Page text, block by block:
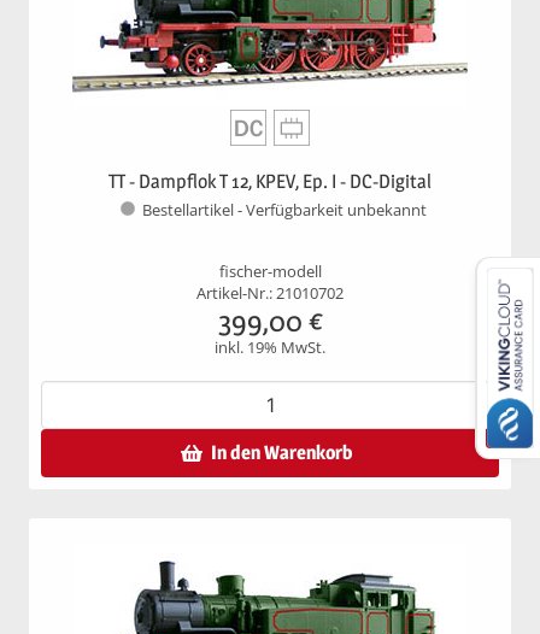
TT - Dampflok T 12, KPEV, Ep. I - DC-Digital
Bestellartikel - Verfügbarkeit unbekannt
fischer-modell
Artikel-Nr.: 21010702
399,00 €
inkl. 19% MwSt.
In den Warenkorb